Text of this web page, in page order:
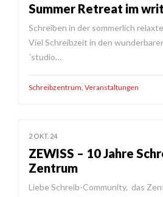
Summer Retreat im
Schreiben in der sommerlich
Viel Schreibzeit in den
´studio…
Schreibzentrum Veranstaltungen
2 OKT. 24
ZEWISS – 10 Jahre
Zentrum
Liebe Schreib-Community, das